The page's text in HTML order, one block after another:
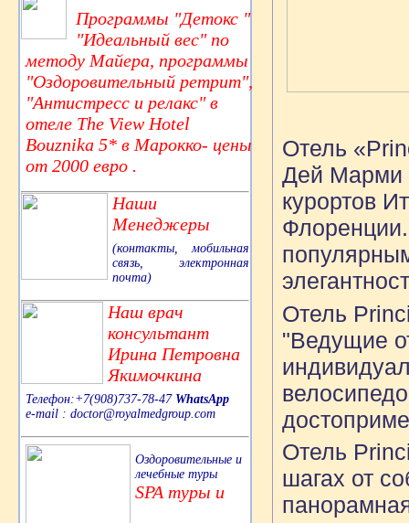
Программы "Детокс "
"Идеальный вес" по
методу Майера, программы
"Оздоровительный ретрит",
"Антистресс и релакс" в
отеле The View Hotel
Bouznika 5* в Марокко- цены
от 2000 евро .
Наши
Менеджеры
(контакты, мобильная
связь, электронная
почта)
Наш врач
консультант
Ирина Петровна
Якимочкина
Телефон:+7(908)737-78-47 WhatsApp
e-mail : doctor@royalmedgroup.com
Оздоровительные и
лечебные туры
SPA туры и
Отель
Дей Марми
курортов
Отель
"Ведущие
Отель
шагах от